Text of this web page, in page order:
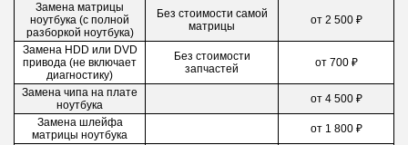
Замена матрицы
ноутбука (с полной
разборкой ноутбука)
Без стоимости самой
матрицы
от 2 500 ₽
Замена НDD или DVD
привода (не включает
диагностику)
Без стоимости
запчастей
от 700 ₽
Замена чипа на плате
ноутбука
от 4 500 ₽
Замена шлейфа
матрицы ноутбука
от 1 800 ₽